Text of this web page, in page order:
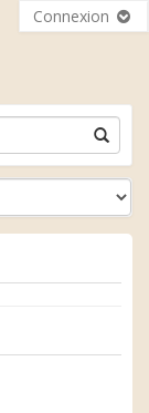
Connexion